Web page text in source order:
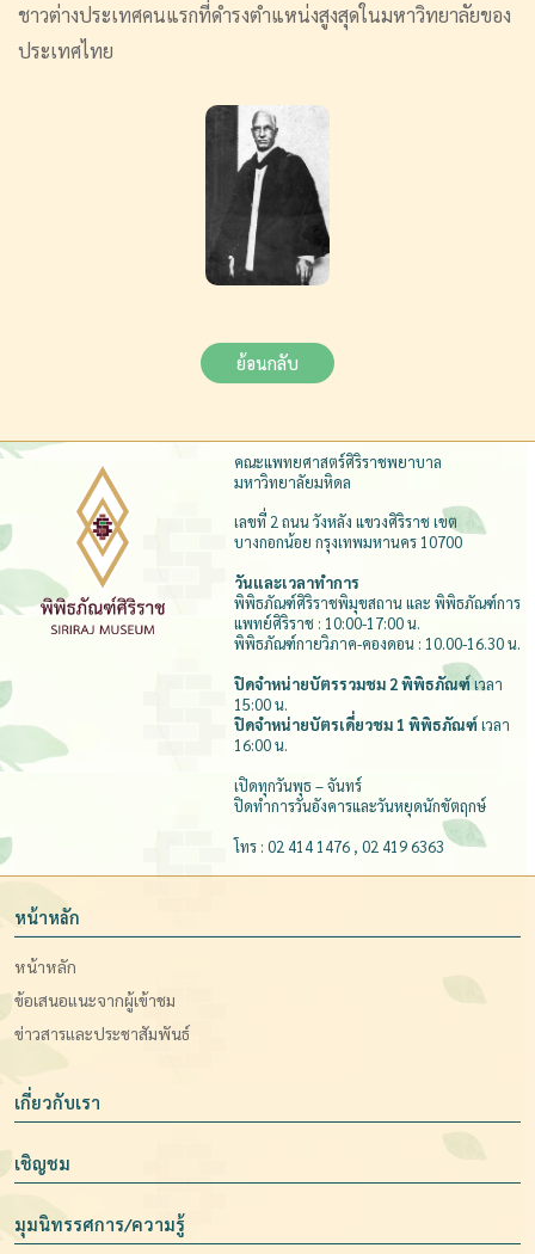
ชาวต่างประเทศคนแรกที่ดำรงตำแหน่งสูงสุดในมหาวิทยาลัยของ
ประเทศไทย
ย้อนกลับ
คณะแพทยศาสตร์ศิริราชพยาบาล
มหาวิทยาลัยมหิดล
เลขที่ 2 ถนน วังหลัง แขวงศิริราช เขต
บางกอกน้อย กรุงเทพมหานคร 10700
วันและเวลาทำการ
พิพิธภัณฑ์ศิริราชพิมุขสถาน และ พิพิธภัณฑ์การ
แพทย์ศิริราช : 10:00-17:00 น.
พิพิธภัณฑ์กายวิภาค-คองดอน : 10.00-16.30 น.
ปิดจำหน่ายบัตรรวมชม 2 พิพิธภัณฑ์เวลา
15:00 น.
ปิดจำหน่ายบัตรเดี่ยวชม 1 พิพิธภัณฑ์เวลา
16:00 น.
เปิดทุกวันพุธ – จันทร์
ปิดทำการวันอังคารและวันหยุดนักขัตฤกษ์
โทร : 02 414 1476 , 02 419 6363
หน้าหลัก
หน้าหลัก
ข้อเสนอแนะจากผู้เข้าชม
ข่าวสารและประชาสัมพันธ์
เกี่ยวกับเรา
เชิญชม
มุมนิทรรศการ/ความรู้